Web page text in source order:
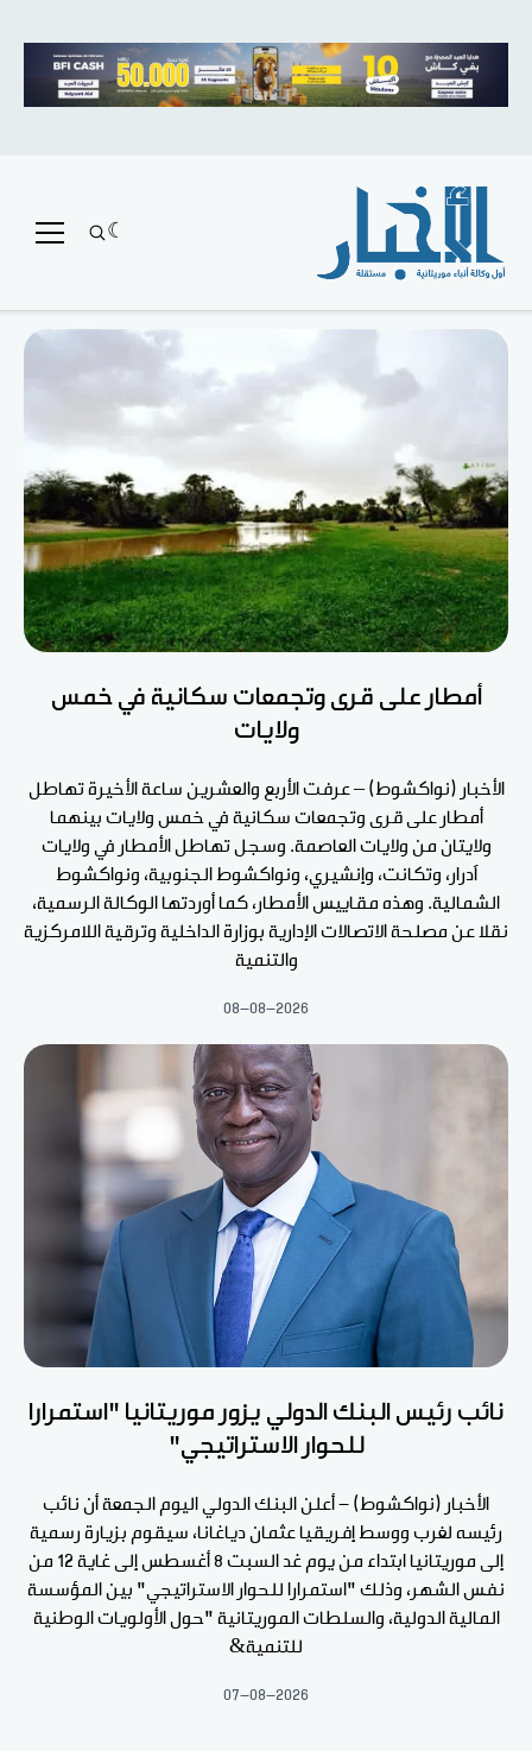
أمطار على قرى وتجمعات سكانية في خمس
ولايات
الأخبار (نواكشوط) – عرفت الأربع والعشرين ساعة الأخيرة تهاطل
أمطار على قرى وتجمعات سكانية في خمس ولايات بينهما
ولايتان من ولايات العاصمة. وسجل تهاطل الأمطار في ولايات
آدرار، وتكانت، وإنشيري، ونواكشوط الجنوبية، ونواكشوط
الشمالية. وهذه مقاييس الأمطار، كما أوردتها الوكالة الرسمية،
نقلا عن مصلحة الاتصالات الإدارية بوزارة الداخلية وترقية اللامركزية
والتنمية
08-08-2026
نائب رئيس البنك الدولي يزور موريتانيا "استمرارا
للحوار الاستراتيجي"
الأخبار (نواكشوط) - أعلن البنك الدولي اليوم الجمعة أن نائب
رئيسه لغرب ووسط إفريقيا عثمان دياغانا، سيقوم بزيارة رسمية
إلى موريتانيا ابتداء من يوم غد السبت 8 أغسطس إلى غاية 12 من
نفس الشهر، وذلك "استمرارا للحوار الاستراتيجي" بين المؤسسة
المالية الدولية، والسلطات الموريتانية "حول الأولويات الوطنية
للتنمية&
07-08-2026